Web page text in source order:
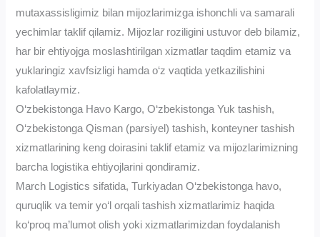
mutaxassisligimiz bilan mijozlarimizga ishonchli va samarali
yechimlar taklif qilamiz. Mijozlar roziligini ustuvor deb bilamiz,
har bir ehtiyojga moslashtirilgan xizmatlar taqdim etamiz va
yuklaringiz xavfsizligi hamda o‘z vaqtida yetkazilishini
kafolatlaymiz.
O‘zbekistonga Havo Kargo, O‘zbekistonga Yuk tashish,
O‘zbekistonga Qisman (parsiyel) tashish, konteyner tashish
xizmatlarining keng doirasini taklif etamiz va mijozlarimizning
barcha logistika ehtiyojlarini qondiramiz.
March Logistics sifatida, Turkiyadan O‘zbekistonga havo,
quruqlik va temir yo‘l orqali tashish xizmatlarimiz haqida
ko‘proq ma’lumot olish yoki xizmatlarimizdan foydalanish